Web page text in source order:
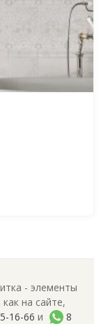
- элементы
на сайте,
16-66 и
8